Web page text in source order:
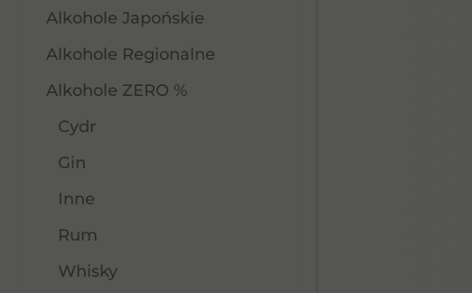
Alkohole Japońskie
Alkohole Regionalne
Alkohole ZERO %
Cydr
Gin
Inne
Rum
Whisky